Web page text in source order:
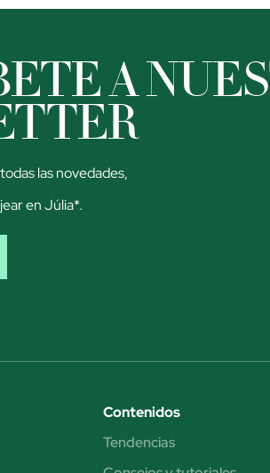
A
las novedades,
en Júlia*.
Contenidos
Tendencias